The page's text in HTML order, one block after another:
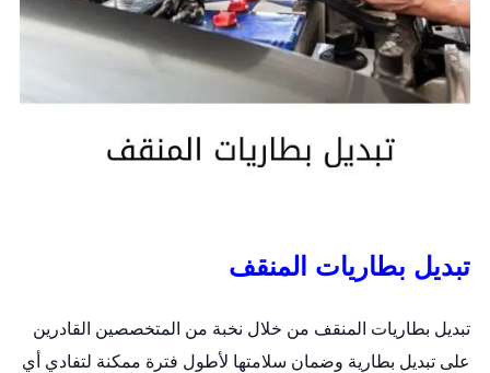
تبديل بطاريات المنقف
تبديل بطاريات المنقف من خلال نخبة من المتخصصين القادرين
على تبديل بطارية وضمان سلامتها لأطول فترة ممكنة لتفادي أي